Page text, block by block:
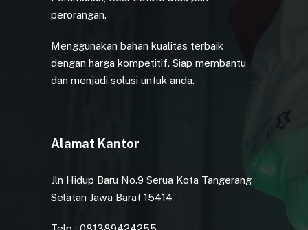
perorangan.
Menggunakan bahan kualitas terbaik
dengan harga kompetitif. Siap membantu
dan menjadi solusi untuk anda.
Alamat Kantor
Jln Hidup Baru No.9 Serua Kota Tangerang
Selatan Jawa Barat 15414